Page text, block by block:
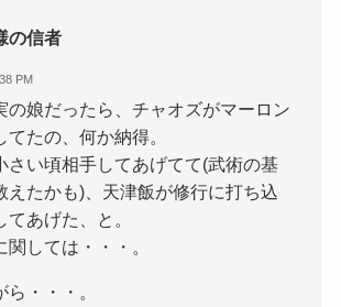
の信者
PM
の娘だったら、チャオズがマーロン
たの、何か納得。
さい頃相手してあげてて(武術の基
えたかも)、天津飯が修行に打ち込
あげた、と。
しては・・・。
ら・・・。